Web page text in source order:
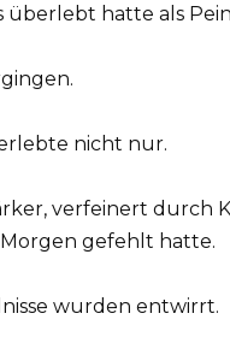
überlebt hatte als
nicht nur.
verfeinert durch
gefehlt hatte.
wurden entwirrt.